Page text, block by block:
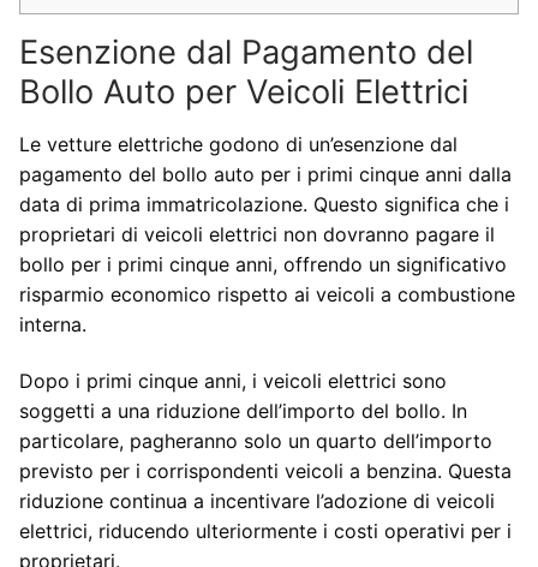
Esenzione dal Pagamento del
Bollo Auto per Veicoli Elettrici
Le vetture elettriche godono di un’esenzione dal
pagamento del bollo auto per i primi cinque anni dalla
data di prima immatricolazione. Questo significa che i
proprietari di veicoli elettrici non dovranno pagare il
bollo per i primi cinque anni, offrendo un significativo
risparmio economico rispetto ai veicoli a combustione
interna.
Dopo i primi cinque anni, i veicoli elettrici sono
soggetti a una riduzione dell’importo del bollo. In
particolare, pagheranno solo un quarto dell’importo
previsto per i corrispondenti veicoli a benzina. Questa
riduzione continua a incentivare l’adozione di veicoli
elettrici, riducendo ulteriormente i costi operativi per i
proprietari.